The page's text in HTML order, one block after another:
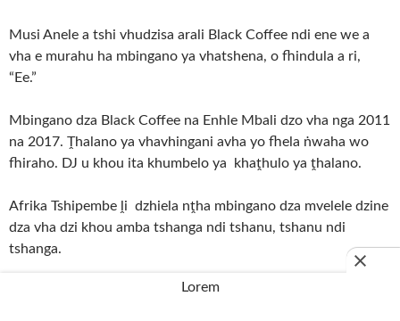
Lorem
Musi Anele a tshi vhudzisa arali Black Coffee ndi ene we a
vha e murahu ha mbingano ya vhatshena, o fhindula a ri,
“Ee.”
Mbingano dza Black Coffee na Enhle Mbali dzo vha nga 2011
na 2017. Ṱhalano ya vhavhingani avha yo fhela ṅwaha wo
fhiraho. DJ u khou ita khumbelo ya khaṱhulo ya ṱhalano.
Afrika Tshipembe ḽi dzhiela nṱha mbingano dza mvelele dzine
dza vha dzi khou amba tshanga ndi tshanu, tshanu ndi
tshanga.
Luimbo lwa Rea Gopane lwa AI Suka lo